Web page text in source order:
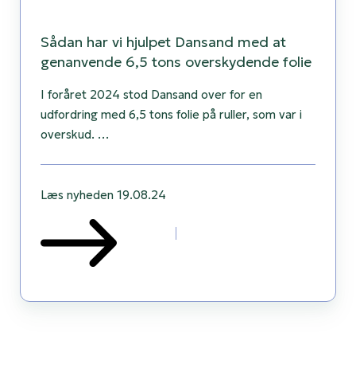
Sådan har vi hjulpet Dansand med at
genanvende 6,5 tons overskydende folie
I foråret 2024 stod Dansand over for en
udfordring med 6,5 tons folie på ruller, som var i
overskud. …
Læs nyheden 19.08.24